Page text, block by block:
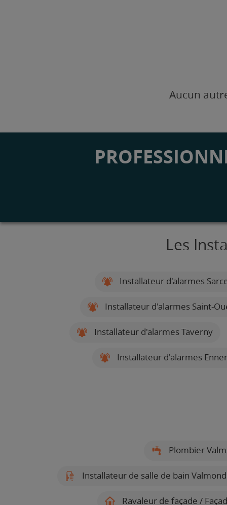
Aucun
Les
Installateur d'alarmes
Installateur d'alarmes Saint-
Installateur d'alarmes Taverny
Installateur d'alarmes
Plombier
Installateur de salle de bain
Ravaleur de façade /